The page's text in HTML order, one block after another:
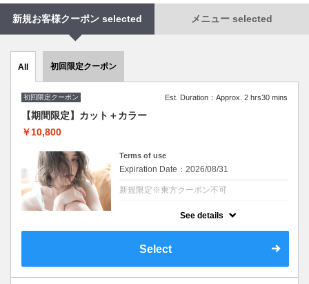
新規お客様クーポン selected メニュー selected
All 初回限定クーポン
初回限定クーポン Est. Duration：Approx. 2 hrs30 mins
【期間限定】カット＋カラー
￥10,800
Terms of use
Expiration Date：2026/08/31
新規限定※東方クーポン不可
得！！カット、質感チェンジカラー※SB込
み/ロング料金なし
ウィービング、ハイライト、ブリーチご希望
戴いたします。(その場合最終受付けプラス１
時間前のご予約をお願い致します。)
See details
Select